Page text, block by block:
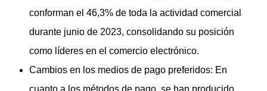
conforman el 46,3% de toda la actividad comercial
durante junio de 2023, consolidando su posición
como líderes en el comercio electrónico.
Cambios en los medios de pago preferidos: En